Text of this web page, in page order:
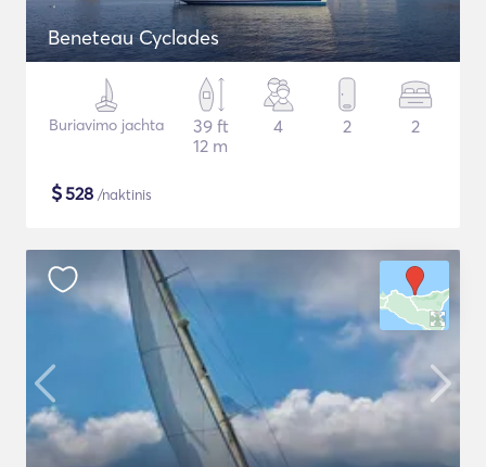
Beneteau Cyclades
Buriavimo jachta
39 ft
12 m
4 2 2
$528 /naktinis